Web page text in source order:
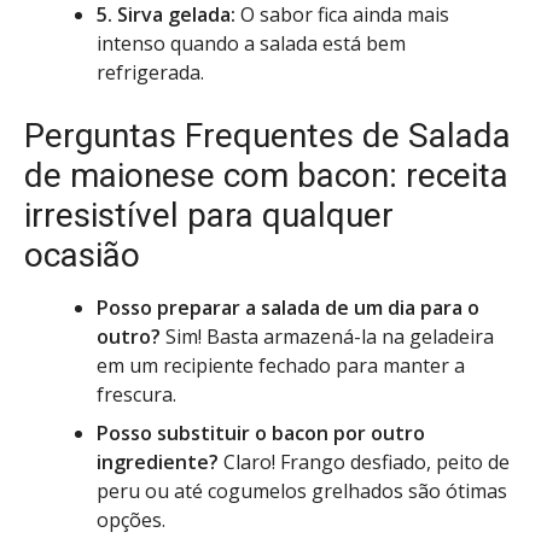
5. Sirva gelada: O sabor fica ainda mais
intenso quando a salada está bem
refrigerada.
Perguntas Frequentes de Salada
de maionese com bacon: receita
irresistível para qualquer
ocasião
Posso preparar a salada de um dia para o
outro? Sim! Basta armazená-la na geladeira
em um recipiente fechado para manter a
frescura.
Posso substituir o bacon por outro
ingrediente? Claro! Frango desfiado, peito de
peru ou até cogumelos grelhados são ótimas
opções.